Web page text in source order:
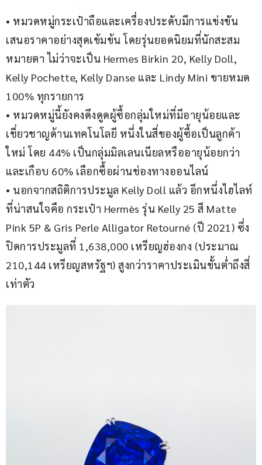
• หมวดหมู่กระเป๋าถือและเครื่องประดับมีการแข่งขัน
เสนอราคาอย่างสุดเข้มข้น โดยรุ่นยอดนิยมที่นักสะสม
หมายตา ไม่ว่าจะเป็น Hermes Birkin 20, Kelly Doll,
Kelly Pochette, Kelly Danse และ Lindy Mini ขายหมด
100% ทุกรายการ
• หมวดหมู่นี้ยังคงดึงดูดผู้ซื้อกลุ่มใหม่ที่มีอายุน้อยและ
เชี่ยวชาญด้านเทคโนโลยี หนึ่งในสี่ของผู้ซื้อเป็นลูกค้า
ใหม่ โดย 44% เป็นกลุ่มมิลเลนเนียลหรืออายุน้อยกว่า
และเกือบ 60% เลือกซื้อผ่านช่องทางออนไลน์
• นอกจากสถิติการประมูล Kelly Doll แล้ว อีกหนึ่งไฮไลท์
ที่น่าสนใจคือ กระเป๋า Hermès รุ่น Kelly 25 สี Matte
Pink 5P & Gris Perle Alligator Retourné (ปี 2021) ซึ่ง
ปิดการประมูลที่ 1,638,000 เหรียญฮ่องกง (ประมาณ
210,144 เหรียญสหรัฐฯ) สูงกว่าราคาประเมินขั้นต่ำถึงสี่
เท่าตัว